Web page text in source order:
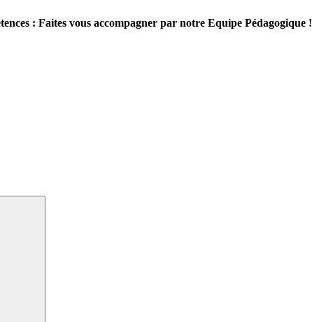
: Faites vous accompagner par notre Equipe Pédagogique !